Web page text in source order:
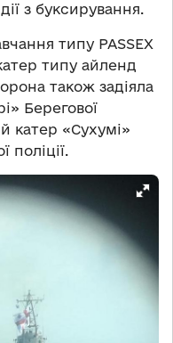
з буксирування.
типу PASSEX
типу айленд
також задіяла
Берегової
катер «Сухумі»